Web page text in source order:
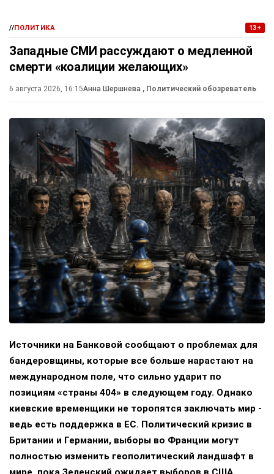
//ПОЛИТИКА 13+
Западные СМИ рассуждают о медленной
смерти «коалиции желающих»
6 августа 2026, 16:15Анна Шершнева , Политический обозреватель
Источники на Банковой сообщают о проблемах для
бандеровщины, которые все больше нарастают на
международном поле, что сильно ударит по
позициям «страны 404» в следующем году. Однако
киевские временщики не торопятся заключать мир -
ведь есть поддержка в ЕС. Политический кризис в
Британии и Германии, выборы во Франции могут
полностью изменить геополитический ландшафт в